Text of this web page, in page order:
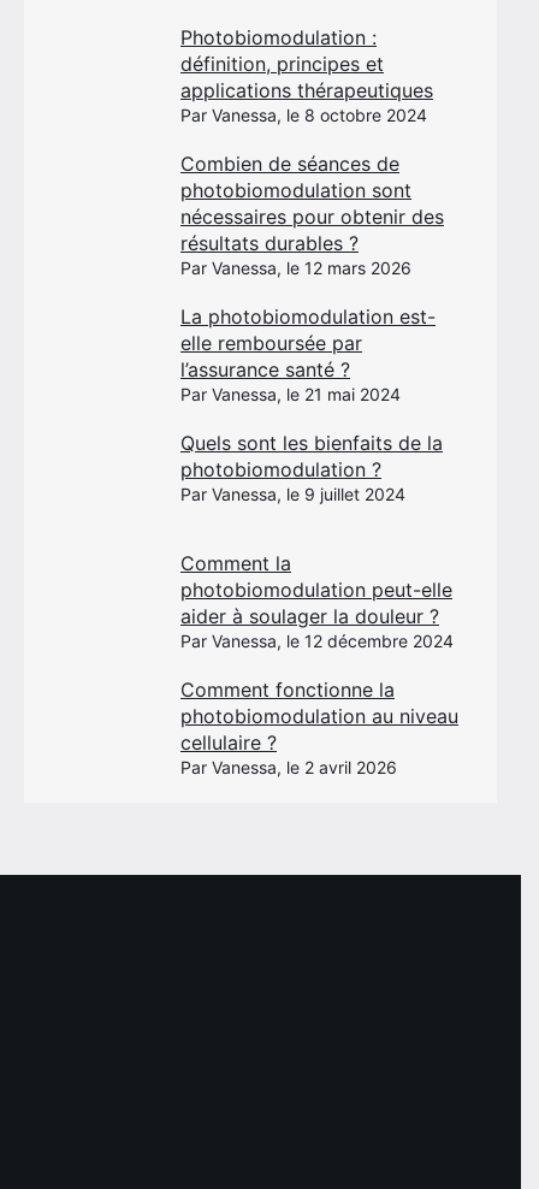
Photobiomodulation :
définition, principes et
applications thérapeutiques
Par Vanessa, le 8 octobre 2024
Combien de séances de
photobiomodulation sont
nécessaires pour obtenir des
résultats durables ?
Par Vanessa, le 12 mars 2026
La photobiomodulation est-
elle remboursée par
l’assurance santé ?
Par Vanessa, le 21 mai 2024
Quels sont les bienfaits de la
photobiomodulation ?
Par Vanessa, le 9 juillet 2024
Comment la
photobiomodulation peut-elle
aider à soulager la douleur ?
Par Vanessa, le 12 décembre 2024
Comment fonctionne la
photobiomodulation au niveau
cellulaire ?
Par Vanessa, le 2 avril 2026